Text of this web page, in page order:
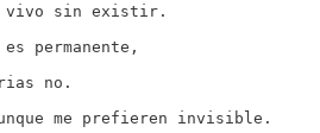
vivo sin existir.
permanente,
no.